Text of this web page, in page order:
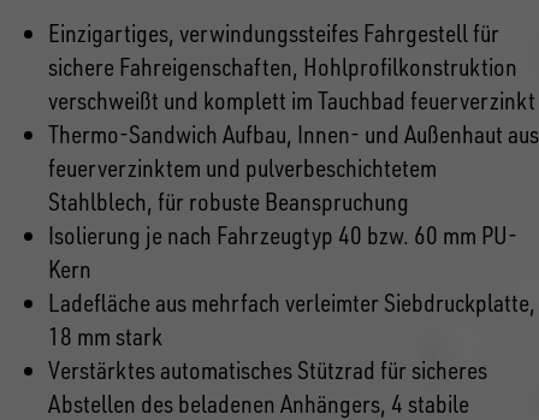
Einzigartiges, verwindungssteifes Fahrgestell für
sichere Fahreigenschaften, Hohlprofilkonstruktion
verschweißt und komplett im Tauchbad feuerverzinkt
Thermo-Sandwich Aufbau, Innen- und Außenhaut aus
feuerverzinktem und pulverbeschichtetem
Stahlblech, für robuste Beanspruchung
Isolierung je nach Fahrzeugtyp 40 bzw. 60 mm PU-
Kern
Ladefläche aus mehrfach verleimter Siebdruckplatte,
18 mm stark
Verstärktes automatisches Stützrad für sicheres
Abstellen des beladenen Anhängers, 4 stabile